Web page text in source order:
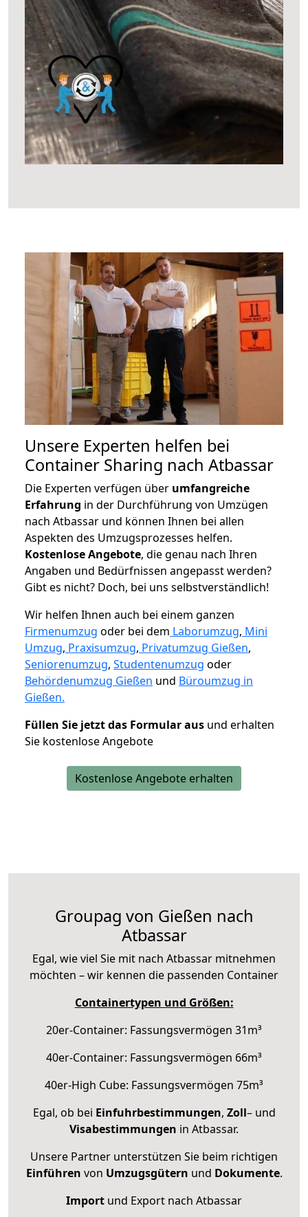
Unsere Experten helfen bei
Container Sharing nach Atbassar
Die Experten verfügen über umfangreiche
Erfahrung in der Durchführung von Umzügen
nach Atbassar und können Ihnen bei allen
Aspekten des Umzugsprozesses helfen.
Kostenlose Angebote, die genau nach Ihren
Angaben und Bedürfnissen angepasst werden?
Gibt es nicht? Doch, bei uns selbstverständlich!
Wir helfen Ihnen auch bei einem ganzen
Firmenumzug oder bei dem Laborumzug, Mini
Umzug, Praxisumzug, Privatumzug Gießen,
Seniorenumzug, Studentenumzug oder
Behördenumzug Gießen und Büroumzug in
Gießen.
Füllen Sie jetzt das Formular aus und erhalten
Sie kostenlose Angebote
Kostenlose Angebote erhalten
Groupag von Gießen nach
Atbassar
Egal, wie viel Sie mit nach Atbassar mitnehmen
möchten – wir kennen die passenden Container
Containertypen und Größen:
20er-Container: Fassungsvermögen 31m³
40er-Container: Fassungsvermögen 66m³
40er-High Cube: Fassungsvermögen 75m³
Egal, ob bei Einfuhrbestimmungen, Zoll– und
Visabestimmungen in Atbassar.
Unsere Partner unterstützen Sie beim richtigen
Einführen von Umzugsgütern und Dokumente.
Import und Export nach Atbassar